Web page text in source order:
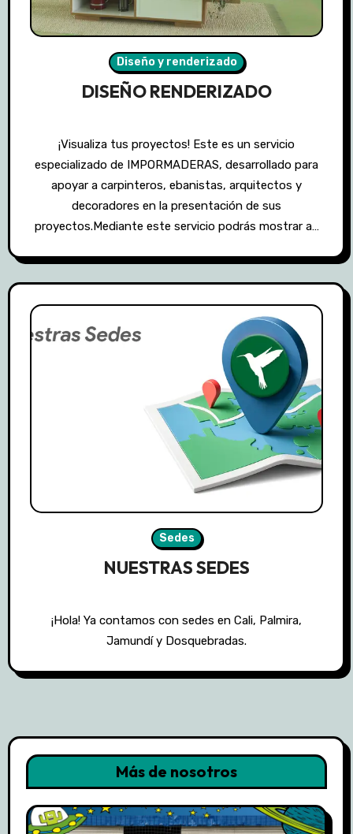
Diseño y renderizado
DISEÑO RENDERIZADO
¡Visualiza tus proyectos! Este es un servicio
especializado de IMPORMADERAS, desarrollado para
apoyar a carpinteros, ebanistas, arquitectos y
decoradores en la presentación de sus
proyectos.Mediante este servicio podrás mostrar a…
Sedes
NUESTRAS SEDES
¡Hola! Ya contamos con sedes en Cali, Palmira,
Jamundí y Dosquebradas.
Más de nosotros